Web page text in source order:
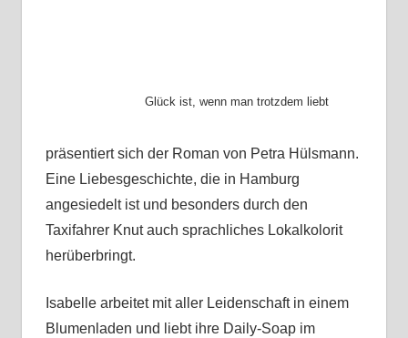
Glück ist, wenn man trotzdem liebt
präsentiert sich der Roman von Petra Hülsmann.
Eine Liebesgeschichte, die in Hamburg
angesiedelt ist und besonders durch den
Taxifahrer Knut auch sprachliches Lokalkolorit
herüberbringt.
Isabelle arbeitet mit aller Leidenschaft in einem
Blumenladen und liebt ihre Daily-Soap im